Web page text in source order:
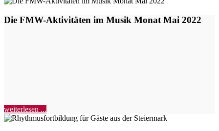
Die FMW-Aktivitäten im Musik Monat Mai 2022
weiterlesen ...